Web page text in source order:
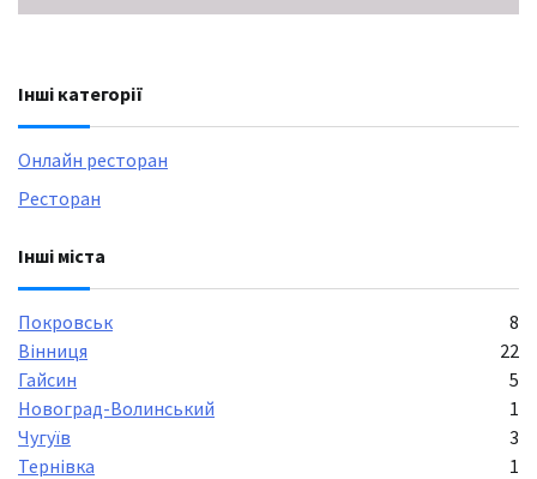
Інші категорії
Онлайн ресторан
Ресторан
Інші міста
Покровськ
8
Вінниця
22
Гайсин
5
Новоград-Волинський
1
Чугуїв
3
Тернівка
1